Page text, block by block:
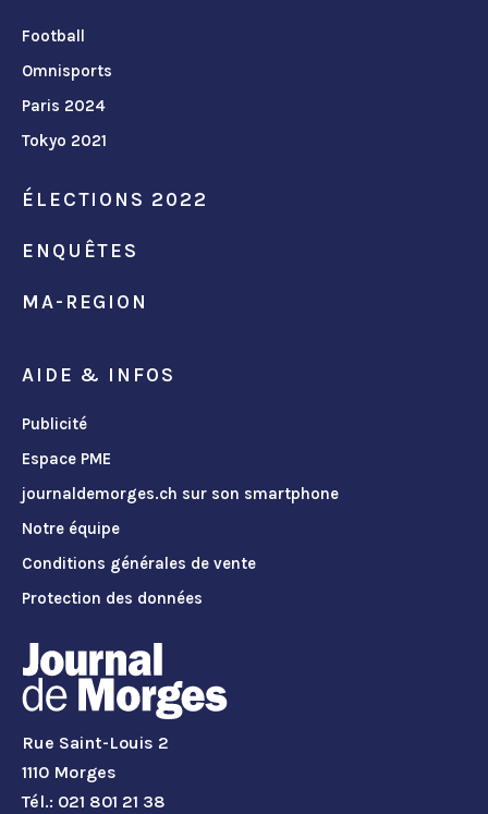
Football
Omnisports
Paris 2024
Tokyo 2021
ÉLECTIONS 2022
ENQUÊTES
MA-REGION
AIDE & INFOS
Publicité
Espace PME
journaldemorges.ch sur son smartphone
Notre équipe
Conditions générales de vente
Protection des données
Rue Saint-Louis 2
1110 Morges
Tél.: 021 801 21 38